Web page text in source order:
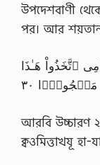
উপদেশবাণী
পর। আর শয়তান
ٱتَّخَذُواْ هَـٰذَا
٣٠
আরবি উচ্চারণ
ক্বওমিত্তাখযূ